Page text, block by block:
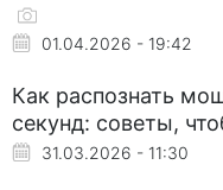
01.04.2026 - 19:42
Как распознать
секунд: советы,
31.03.2026 - 11:30